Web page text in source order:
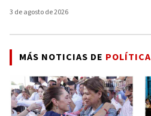
3 de agosto de 2026
MÁS NOTICIAS DE POLÍTICA